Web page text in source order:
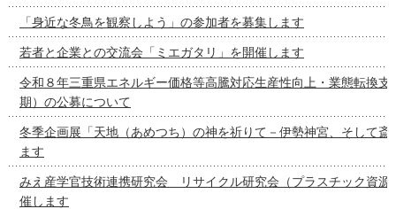
「身近な冬鳥を観察しよう」の参加者を募集します
若者と企業との交流会「ミエガタリ」を開催します
令和８年三重県エネルギー価格等高騰対応生産性向上・業態転換支
期）の公募について
冬季企画展「天地（あめつち）の神を祈りて－伊勢神宮、そして斎
ます
みえ産学官技術連携研究会 リサイクル研究会（プラスチック資源
催します